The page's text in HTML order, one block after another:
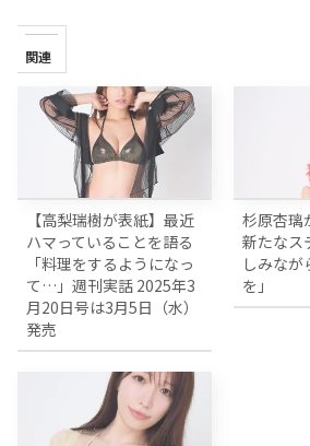
関連
【高梨瑞樹が表紙】最近
ハマっていることを語る
「料理をするようになっ
て…」週刊実話 2025年3
月20日号は3月5日（水）
発売
杉原杏璃
新たなス
しみな
を」